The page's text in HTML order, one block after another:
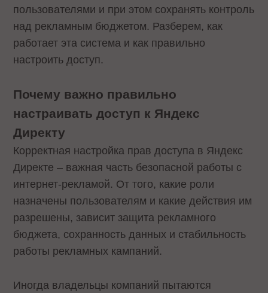
пользователями и при этом сохранять контроль
над рекламным бюджетом. Разберем, как
работает эта система и как правильно
настроить доступ.
Почему важно правильно
настраивать доступ к Яндекс
Директу
Корректная настройка прав доступа в Яндекс
Директе – важная часть безопасной работы с
интернет-рекламой. От того, какие роли
назначены пользователям и какие действия им
разрешены, зависит защита рекламного
бюджета, сохранность данных и стабильность
работы рекламных кампаний.
Иногда владельцы компаний пытаются